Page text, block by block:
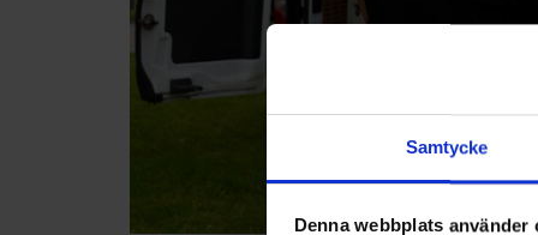
Samtycke
Denna webbplats använder